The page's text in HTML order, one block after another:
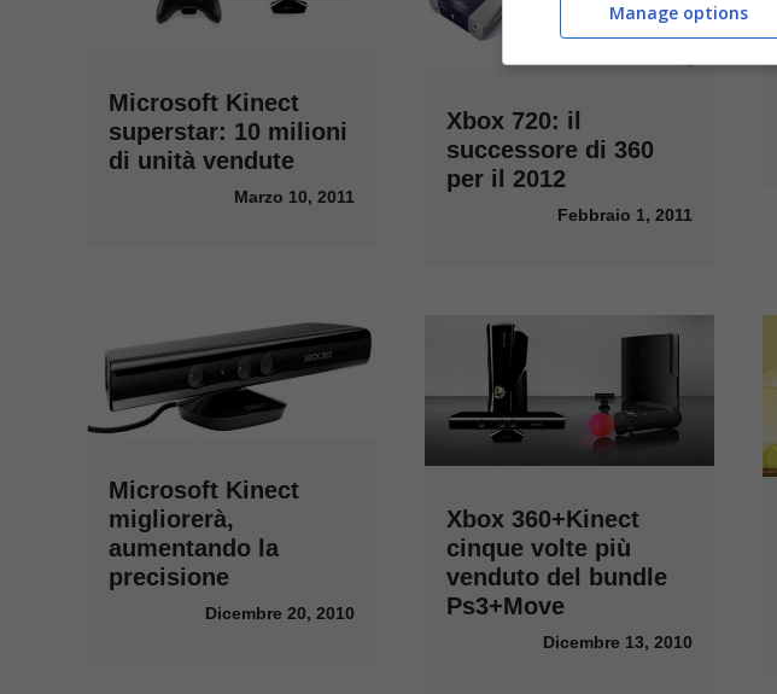
Microsoft Kinect
superstar: 10 milioni
di unità vendute
Marzo 10, 2011
Xbox 720: il
successore di 360
per il 2012
Febbraio 1, 2011
Microsoft Kinect
migliorerà,
aumentando la
precisione
Dicembre 20, 2010
Xbox 360+Kinect
cinque volte più
venduto del bundle
Ps3+Move
Dicembre 13, 2010
Manage options